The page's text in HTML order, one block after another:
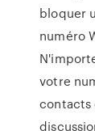
bloquer
numéro
votre
contacts